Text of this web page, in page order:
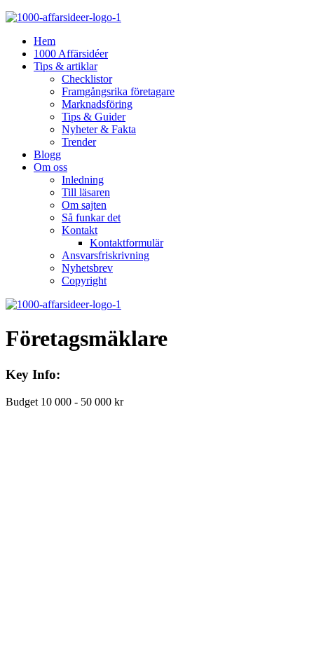
Hem
1000 Affärsidéer
Tips & artiklar
Checklistor
Framgångsrika företagare
Marknadsföring
Tips & Guider
Nyheter & Fakta
Trender
Blogg
Om oss
Inledning
Till läsaren
Om sajten
Så funkar det
Kontakt
Kontaktformulär
Ansvarsfriskrivning
Nyhetsbrev
Copyright
Företagsmäklare
Key Info:
Budget 10 000 - 50 000 kr